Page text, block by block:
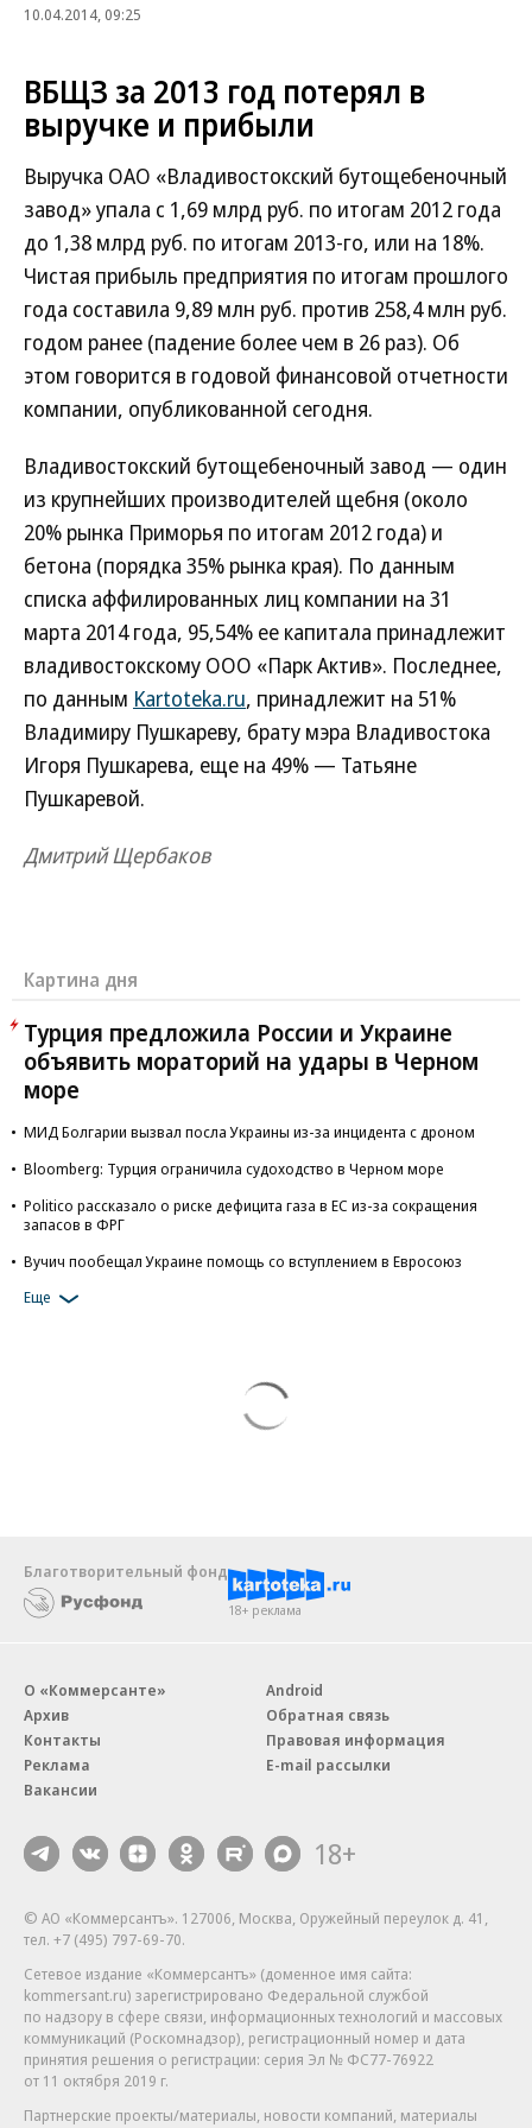
10.04.2014, 09:25
ВБЩЗ за 2013 год потерял в
выручке и прибыли
Выручка ОАО «Владивостокский бутощебеночный
завод» упала с 1,69 млрд руб. по итогам 2012 года
до 1,38 млрд руб. по итогам 2013-го, или на 18%.
Чистая прибыль предприятия по итогам прошлого
года составила 9,89 млн руб. против 258,4 млн руб.
годом ранее (падение более чем в 26 раз). Об
этом говорится в годовой финансовой отчетности
компании, опубликованной сегодня.
Владивостокский бутощебеночный завод — один
из крупнейших производителей щебня (около
20% рынка Приморья по итогам 2012 года) и
бетона (порядка 35% рынка края). По данным
списка аффилированных лиц компании на 31
марта 2014 года, 95,54% ее капитала принадлежит
владивостокскому ООО «Парк Актив». Последнее,
по данным Kartoteka.ru, принадлежит на 51%
Владимиру Пушкареву, брату мэра Владивостока
Игоря Пушкарева, еще на 49% — Татьяне
Пушкаревой.
Дмитрий Щербаков
Картина дня
Турция предложила России и Украине
объявить мораторий на удары в Черном
море
МИД Болгарии вызвал посла Украины из-за инцидента с дроном
Bloomberg: Турция ограничила судоходство в Черном море
Politico рассказало о риске дефицита газа в ЕС из-за сокращения
запасов в ФРГ
Вучич пообещал Украине помощь со вступлением в Евросоюз
Еще
Благотворительный фонд
18+ реклама
О «Коммерсанте»
Архив
Контакты
Реклама
Вакансии
Android
Обратная связь
Правовая информация
E-mail рассылки
18+
© АО «Коммерсантъ». 127006, Москва, Оружейный переулок д. 41,
тел. +7 (495) 797-69-70.
Сетевое издание «Коммерсантъ» (доменное имя сайта:
kommersant.ru) зарегистрировано Федеральной службой
по надзору в сфере связи, информационных технологий и массовых
коммуникаций (Роскомнадзор), регистрационный номер и дата
принятия решения о регистрации: серия Эл № ФС77-76922
от 11 октября 2019 г.
Партнерские проекты/материалы, новости компаний, материалы